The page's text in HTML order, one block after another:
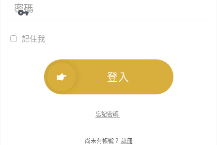
記住我
登入
忘記密碼
尚未有帳號？ 註冊